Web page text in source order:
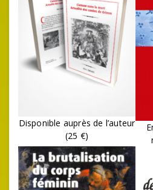
Disponible auprès de l’auteur
(25 €)